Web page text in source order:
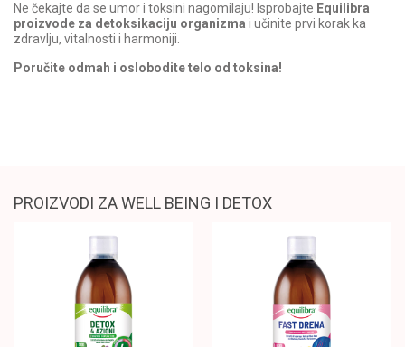
Ne čekajte da se umor i toksini nagomilaju! Isprobajte Equilibra
proizvode za detoksikaciju organizma i učinite prvi korak ka
zdravlju, vitalnosti i harmoniji.
Poručite odmah i oslobodite telo od toksina!
PROIZVODI ZA WELL BEING I DETOX